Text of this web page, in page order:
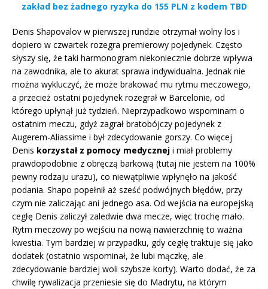
zakład bez żadnego ryzyka do 155 PLN z kodem TBD
Denis Shapovalov w pierwszej rundzie otrzymał wolny los i
dopiero w czwartek rozegra premierowy pojedynek. Często
słyszy się, że taki harmonogram niekoniecznie dobrze wpływa
na zawodnika, ale to akurat sprawa indywidualna. Jednak nie
można wykluczyć, że może brakować mu rytmu meczowego,
a przecież ostatni pojedynek rozegrał w Barcelonie, od
którego upłynął już tydzień. Nieprzypadkowo wspominam o
ostatnim meczu, gdyż zagrał bratobójczy pojedynek z
Augerem-Aliassime i był zdecydowanie gorszy. Co więcej
Denis korzystał z pomocy medycznej i miał problemy
prawdopodobnie z obręczą barkową (tutaj nie jestem na 100%
pewny rodzaju urazu), co niewątpliwie wpłynęło na jakość
podania. Shapo popełnił aż sześć podwójnych błędów, przy
czym nie zaliczając ani jednego asa. Od wejścia na europejską
cegłę Denis zaliczył zaledwie dwa mecze, więc trochę mało.
Rytm meczowy po wejściu na nową nawierzchnię to ważna
kwestia. Tym bardziej w przypadku, gdy cegłę traktuje się jako
dodatek (ostatnio wspominał, że lubi mączkę, ale
zdecydowanie bardziej woli szybsze korty). Warto dodać, że za
chwilę rywalizacja przeniesie się do Madrytu, na którym